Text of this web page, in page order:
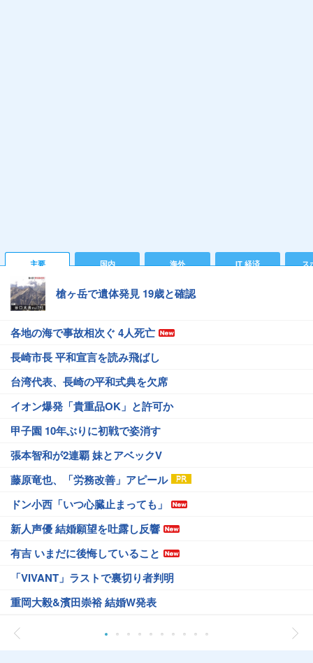
主要 国内 海外 IT 経済 ス
槍ヶ岳で遺体発見 19歳と確認
各地の海で事故相次ぐ 4人死亡
長崎市長 平和宣言を読み飛ばし
台湾代表、長崎の平和式典を欠席
イオン爆発「貴重品OK」と許可か
甲子園 10年ぶりに初戦で姿消す
張本智和が2連覇 妹とアベックV
藤原竜也、「労務改善」アピール
ドン小西「いつ心臓止まっても」
新人声優 結婚願望を吐露し反響
有吉 いまだに後悔していること
「VIVANT」ラストで裏切り者判明
重岡大毅&濱田崇裕 結婚W発表